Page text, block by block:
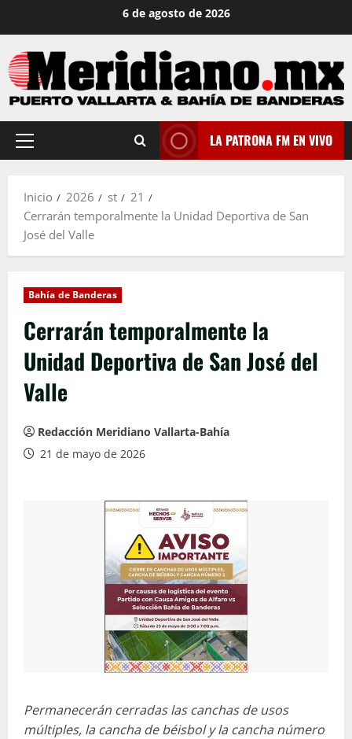
contenido
6 de agosto de 2026
Menú
LA PATRONA FM EN VIVO
Inicio 2026 st
21
Cerrarán temporalmente la Unidad Deportiva de San
José del Valle
Bahía de Banderas
Cerrarán temporalmente la
Unidad Deportiva de San José del
Valle
Redacción Meridiano Vallarta-Bahía
21 de mayo de 2026
Permanecerán cerradas las canchas de usos
múltiples, la cancha de béisbol y la cancha número